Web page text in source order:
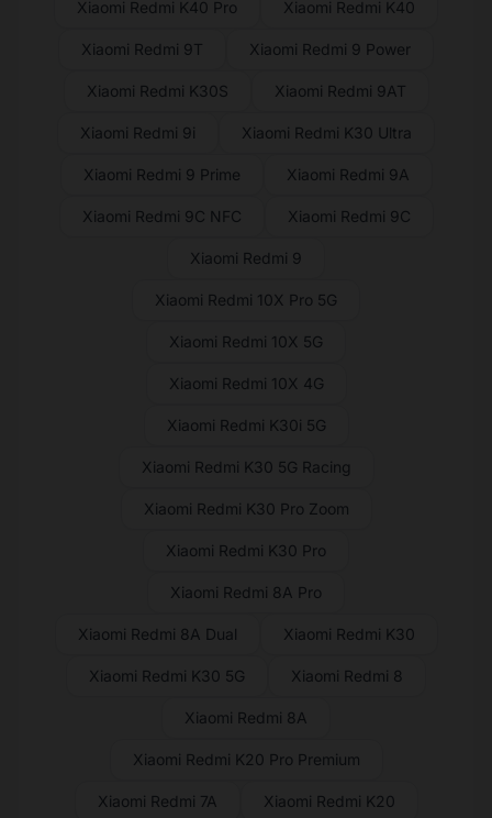
Xiaomi Redmi K40 Pro Xiaomi Redmi K40
Xiaomi Redmi 9T Xiaomi Redmi 9 Power
Xiaomi Redmi K30S Xiaomi Redmi 9AT
Xiaomi Redmi 9i Xiaomi Redmi K30 Ultra
Xiaomi Redmi 9 Prime Xiaomi Redmi 9A
Xiaomi Redmi 9C NFC Xiaomi Redmi 9C
Xiaomi Redmi 9
Xiaomi Redmi 10X Pro 5G
Xiaomi Redmi 10X 5G
Xiaomi Redmi 10X 4G
Xiaomi Redmi K30i 5G
Xiaomi Redmi K30 5G Racing
Xiaomi Redmi K30 Pro Zoom
Xiaomi Redmi K30 Pro
Xiaomi Redmi 8A Pro
Xiaomi Redmi 8A Dual Xiaomi Redmi K30
Xiaomi Redmi K30 5G Xiaomi Redmi 8
Xiaomi Redmi 8A
Xiaomi Redmi K20 Pro Premium
Xiaomi Redmi 7A Xiaomi Redmi K20